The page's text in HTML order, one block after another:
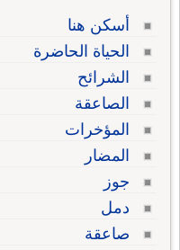
أسكن هنا
الحياة الحاضرة
الشرائح
الصاعقة
المؤخرات
المضار
جوز
دمل
صاعقة